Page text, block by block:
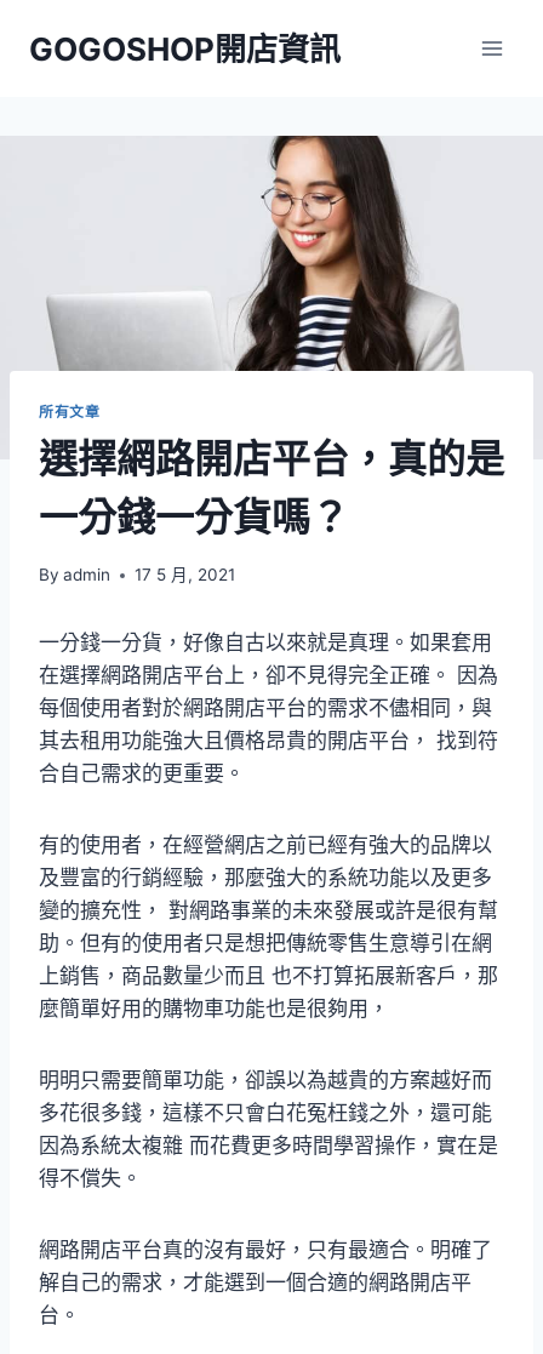
GOGOSHOP開店資訊
所有文章
選擇網路開店平台，真的是
一分錢一分貨嗎？
By admin 17 5 月, 2021
一分錢一分貨，好像自古以來就是真理。如果套用
在選擇網路開店平台上，卻不見得完全正確。 因為
每個使用者對於網路開店平台的需求不儘相同，與
其去租用功能強大且價格昂貴的開店平台， 找到符
合自己需求的更重要。
有的使用者，在經營網店之前已經有強大的品牌以
及豐富的行銷經驗，那麼強大的系統功能以及更多
變的擴充性， 對網路事業的未來發展或許是很有幫
助。但有的使用者只是想把傳統零售生意導引在網
上銷售，商品數量少而且 也不打算拓展新客戶，那
麼簡單好用的購物車功能也是很夠用，
明明只需要簡單功能，卻誤以為越貴的方案越好而
多花很多錢，這樣不只會白花冤枉錢之外，還可能
因為系統太複雜 而花費更多時間學習操作，實在是
得不償失。
網路開店平台真的沒有最好，只有最適合。明確了
解自己的需求，才能選到一個合適的網路開店平
台。